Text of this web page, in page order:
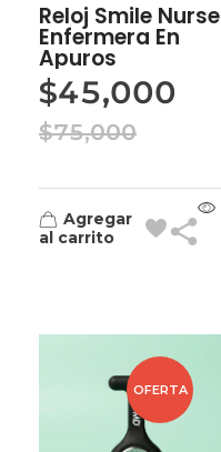
Reloj Smile Nurse
Enfermera En
Apuros
$45,000
$75,000
Agregar
al carrito
OFERTA